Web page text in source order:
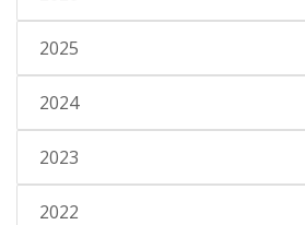
2025
2024
2023
2022